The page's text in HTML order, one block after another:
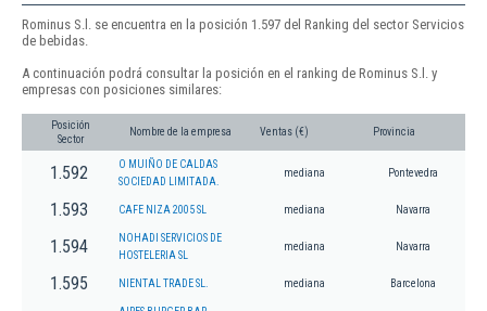
Rominus S.l. se encuentra en la posición 1.597 del Ranking del sector Servicios
de bebidas.
A continuación podrá consultar la posición en el ranking de Rominus S.l. y
empresas con posiciones similares:
Posición
Sector
Nombre de la empresa Ventas (€) Provincia
1.592
O MUIÑO DE CALDAS
SOCIEDAD LIMITADA.
mediana Pontevedra
1.593 CAFE NIZA 2005 SL mediana Navarra
1.594
NOHADI SERVICIOS DE
HOSTELERIA SL
mediana Navarra
1.595 NIENTAL TRADE SL. mediana Barcelona